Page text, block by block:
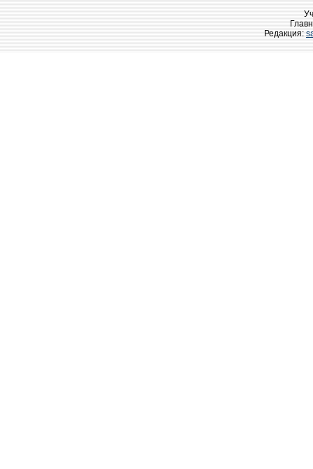
Редакция: